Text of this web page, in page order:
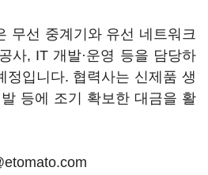
무선 중계기와 유선 네트워크
사, IT 개발·운영 등을 담당하
정입니다. 협력사는 신제품 생
등에 조기 확보한 대금을 활